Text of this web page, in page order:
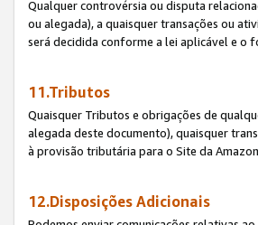
Qualquer controvérsia ou disputa
ou alegada), a quaisquer transações ou
será decidida conforme a lei aplicável e o
11.Tributos
Quaisquer Tributos e obrigações de
alegada deste documento), quaisquer
à provisão tributária para o Site da
12.Disposições Adicionais